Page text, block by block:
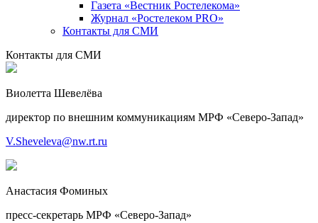
Газета «Вестник Ростелекома»
Журнал «Ростелеком PRO»
Контакты для СМИ
Контакты для СМИ
Виолетта Шевелёва
директор по внешним коммуникациям МРФ «Северо-Запад»
V.Sheveleva@nw.rt.ru
Анастасия Фоминых
пресс-секретарь МРФ «Северо-Запад»